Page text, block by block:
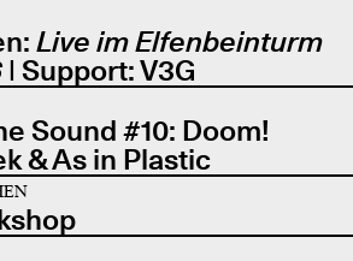
Live im Elfenbeinturm
| Support: V3G
Sound #10: Doom!
& As in Plastic